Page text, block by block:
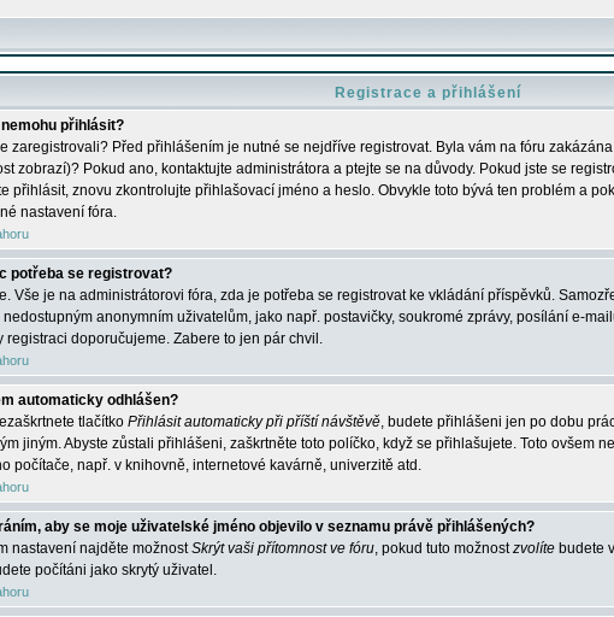
Registrace a přihlášení
přihlásit?
zaregistrovali? Před přihlášením je nutné se nejdříve registrovat. Byla vám na fóru
zobrazí)? Pokud ano, kontaktujte administrátora a ptejte se na důvody. Pokud jste se
přihlásit, znovu zkontrolujte přihlašovací jméno a heslo. Obvykle toto bývá ten problém a
nastavení fóra.
potřeba se registrovat?
Vše je na administrátorovi fóra, zda je potřeba se registrovat ke vkládání příspěvků.
anonymním uživatelům, jako např. postavičky, soukromé zprávy, posílání e-
registraci doporučujeme. Zabere to jen pár chvil.
automaticky odhlášen?
tlačítko Přihlásit automaticky při příští návštěvě, budete přihlášeni jen po dobu
jiným. Abyste zůstali přihlášeni, zaškrtněte toto políčko, když se přihlašujete. Toto ovšem
počítače, např. v knihovně, internetové kavárně, univerzitě atd.
aby se moje uživatelské jméno objevilo v seznamu právě přihlášených?
nastavení najděte možnostSkrýt vaši přítomnost ve fóru, pokud tuto možnostzvolíte budete
počítáni jako skrytý uživatel.